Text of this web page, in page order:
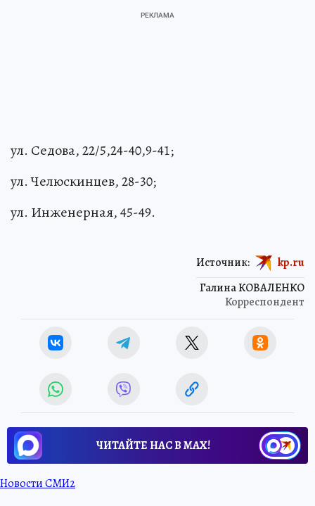
ул. Седова, 22/5,24-40,9-41;
ул. Челюскинцев, 28-30;
ул. Инженерная, 45-49.
Галина КОВАЛЕНКО
Корреспондент
Источник: kp.ru
ЧИТАЙТЕ НАС В МАХ!
Новости СМИ2